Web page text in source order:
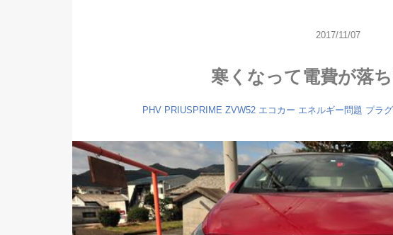
2017/11/07
寒くなって電費が落ち
PHV PRIUSPRIME ZVW52 エコカー エネルギー問題 プラ